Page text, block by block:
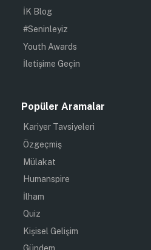
İK Blog
#Seninleyiz
Youth Awards
İletişime Geçin
Popüler Aramalar
Kariyer Tavsiyeleri
Özgeçmiş
Mülakat
Humanspire
İlham
Quiz
Kişisel Gelişim